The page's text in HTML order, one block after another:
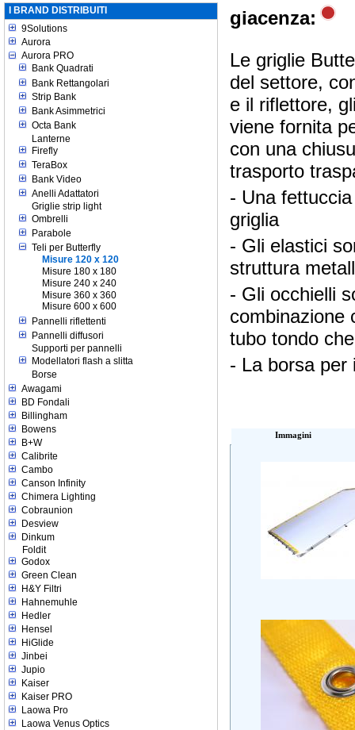
I BRAND DISTRIBUITI
9Solutions
Aurora
Aurora PRO
Bank Quadrati
Bank Rettangolari
Strip Bank
Bank Asimmetrici
Octa Bank
Lanterne
Firefly
TeraBox
Bank Video
Anelli Adattatori
Griglie strip light
Ombrelli
Parabole
Teli per Butterfly
Misure 120 x 120
Misure 180 x 180
Misure 240 x 240
Misure 360 x 360
Misure 600 x 600
Pannelli riflettenti
Pannelli diffusori
Supporti per pannelli
Modellatori flash a slitta
Borse
Awagami
BD Fondali
Billingham
Bowens
B+W
Calibrite
Cambo
Canson Infinity
Chimera Lighting
Cobraunion
Desview
Dinkum
Foldit
Godox
Green Clean
H&Y Filtri
Hahnemuhle
Hedler
Hensel
HiGlide
Jinbei
Jupio
Kaiser
Kaiser PRO
Laowa Pro
Laowa Venus Optics
giacenza:
Le griglie
del settore,
e il riflettore,
viene fornita
con una
trasporto
- Una
griglia
- Gli elastici
struttura
- Gli occhielli
combinazione
tubo tondo
- La borsa per
Immagini